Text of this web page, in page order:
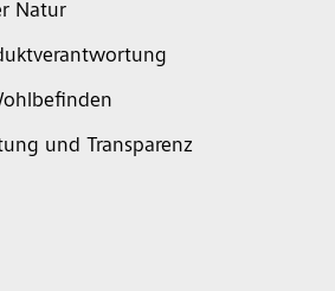
Natur
und Transparenz